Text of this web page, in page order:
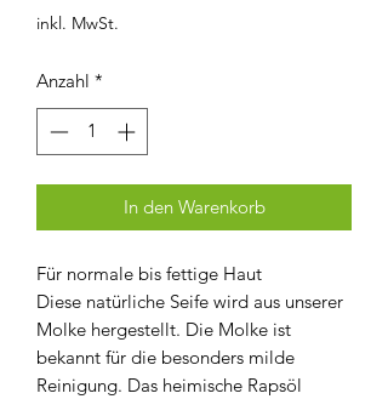
inkl. MwSt.
Anzahl *
In den Warenkorb
Für normale bis fettige Haut
Diese natürliche Seife wird aus unserer
Molke hergestellt. Die Molke ist
bekannt für die besonders milde
Reinigung. Das heimische Rapsöl